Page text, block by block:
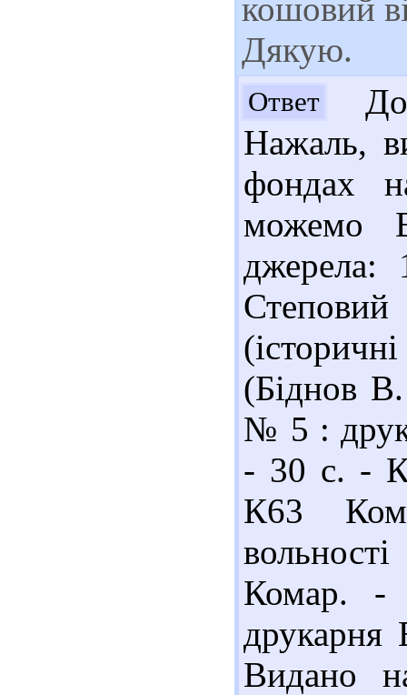
кошовий
Дякую.
Ответ
Нажаль,
фондах
можемо
джерела:
(Біднов
№ 5 :
- 30 с. -
К63
Комар.
Видано